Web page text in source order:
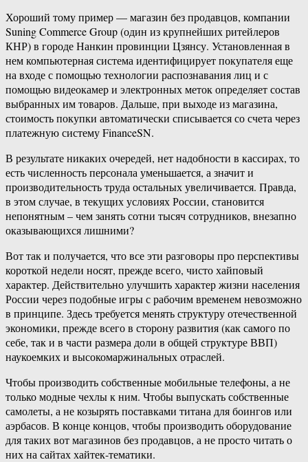
Хороший тому пример — магазин без продавцов, компании
Suning Commerce Group (один из крупнейших ритейлеров
КНР) в городе Нанкин провинции Цзянсу. Установленная в
нем компьютерная система идентифицирует покупателя еще
на входе с помощью технологии распознавания лиц и с
помощью видеокамер и электронных меток определяет состав
выбранных им товаров. Дальше, при выходе из магазина,
стоимость покупки автоматически списывается со счета через
платежную систему FinanceSN.
В результате никаких очередей, нет надобности в кассирах, то
есть численность персонала уменьшается, а значит и
производительность труда остальных увеличивается. Правда,
в этом случае, в текущих условиях России, становится
непонятным – чем занять сотни тысяч сотрудников, внезапно
оказывающихся лишними?
Вот так и получается, что все эти разговоры про перспективы
короткой недели носят, прежде всего, чисто хайповый
характер. Действительно улучшить характер жизни населения
России через подобные игры с рабочим временем невозможно
в принципе. Здесь требуется менять структуру отечественной
экономики, прежде всего в сторону развития (как самого по
себе, так и в части размера доли в общей структуре ВВП)
наукоемких и высокомаржинальных отраслей.
Чтобы производить собственные мобильные телефоны, а не
только модные чехлы к ним. Чтобы выпускать собственные
самолеты, а не козырять поставками титана для боингов или
аэрбасов. В конце концов, чтобы производить оборудование
для таких вот магазинов без продавцов, а не просто читать о
них на сайтах хайтек-тематики.